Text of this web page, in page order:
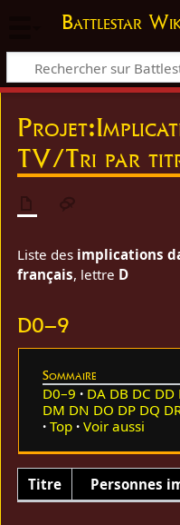
Battlestar
Projet:
TV/Tri par
Liste des implications
français, lettre D
D0–9
Sommaire
D0–9 DA DB DC DD
DM DN DO DP DQ
Top
Voir aussi
Titre Personnes